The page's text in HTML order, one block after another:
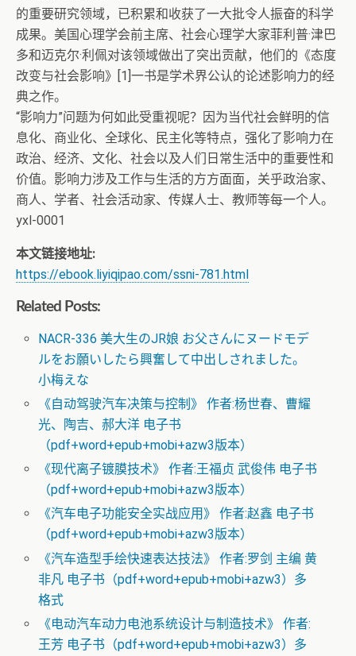
的重要研究领域，已积累和收获了一大批令人振奋的科学
成果。美国心理学会前主席、社会心理学大家菲利普·津巴
多和迈克尔·利佩对该领域做出了突出贡献，他们的《态度
改变与社会影响》[1]一书是学术界公认的论述影响力的经
典之作。
“影响力”问题为何如此受重视呢？因为当代社会鲜明的信
息化、商业化、全球化、民主化等特点，强化了影响力在
政治、经济、文化、社会以及人们日常生活中的重要性和
价值。影响力涉及工作与生活的方方面面，关乎政治家、
商人、学者、社会活动家、传媒人士、教师等每一个人。
yxl-0001
本文链接地址:
https://ebook.liyiqipao.com/ssni-781.html
Related Posts:
NACR-336 美大生のJR娘 お父さんにヌードモデ
ルをお願いしたら興奮して中出しされました。
小梅えな
《自动驾驶汽车决策与控制》 作者:杨世春、曹耀
光、陶吉、郝大洋 电子书
（pdf+word+epub+mobi+azw3版本）
《现代离子镀膜技术》 作者:王福贞 武俊伟 电子书
（pdf+word+epub+mobi+azw3版本）
《汽车电子功能安全实战应用》 作者:赵鑫 电子书
（pdf+word+epub+mobi+azw3版本）
《汽车造型手绘快速表达技法》 作者:罗剑 主编 黄
非凡 电子书（pdf+word+epub+mobi+azw3）多
格式
《电动汽车动力电池系统设计与制造技术》 作者:
王芳 电子书（pdf+word+epub+mobi+azw3）多